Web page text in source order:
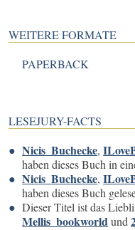
WEITERE FORMATE
PAPERBACK
LESEJURY-FACTS
Nicis_Buchecke,
haben dieses Buch in
Nicis_Buchecke,
haben dieses Buch
Dieser Titel ist das
Mellis_bookworldund